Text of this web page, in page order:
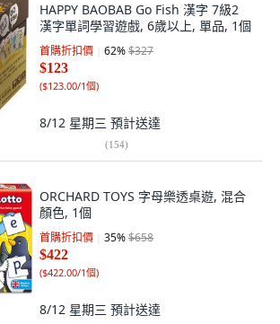
HAPPY BAOBAB Go Fish 漢字 7級2
漢字單詞學習遊戲, 6歲以上, 單品, 1個
首購折扣價 62%$327
$123
($123.00/1個)
8/12 星期三 預計送達
(154)
ORCHARD TOYS 字母樂透桌遊, 混合
顏色, 1個
首購折扣價 35%$658
$422
($422.00/1個)
8/12 星期三 預計送達